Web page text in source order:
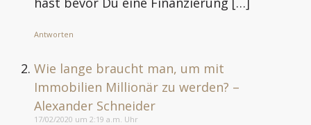
Antworten
Wie lange braucht man, um mit
Immobilien Millionär zu werden? –
Alexander Schneider
17/02/2020 um 2:19 a.m. Uhr